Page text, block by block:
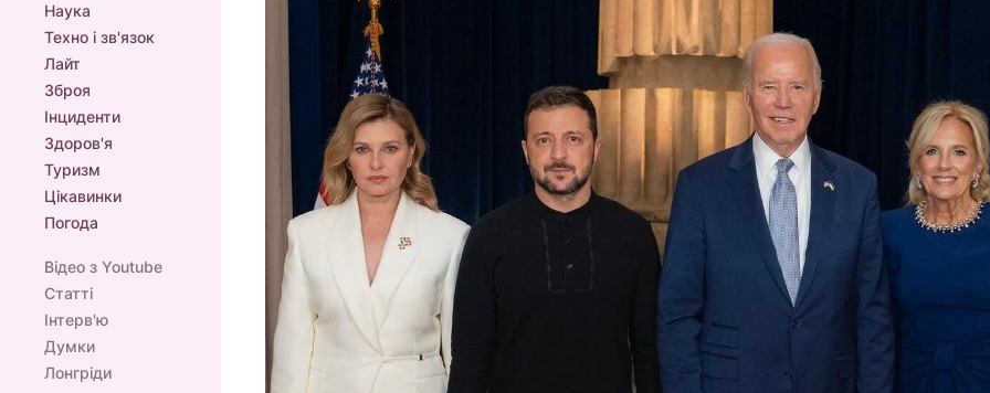
Наука
Техно і зв'язок
Лайт
Зброя
Інциденти
Здоров'я
Туризм
Цікавинки
Погода
Відео з Youtube
Статті
Інтерв'ю
Думки
Лонгріди